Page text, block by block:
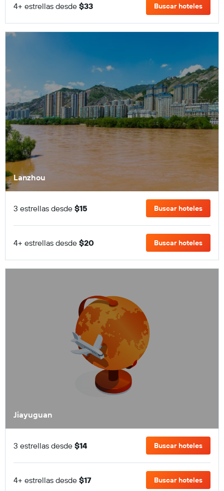
4+ estrellas desde $33 Buscar hoteles
Lanzhou
3 estrellas desde $15 Buscar hoteles
4+ estrellas desde $20 Buscar hoteles
Jiayuguan
3 estrellas desde $14 Buscar hoteles
4+ estrellas desde $17 Buscar hoteles